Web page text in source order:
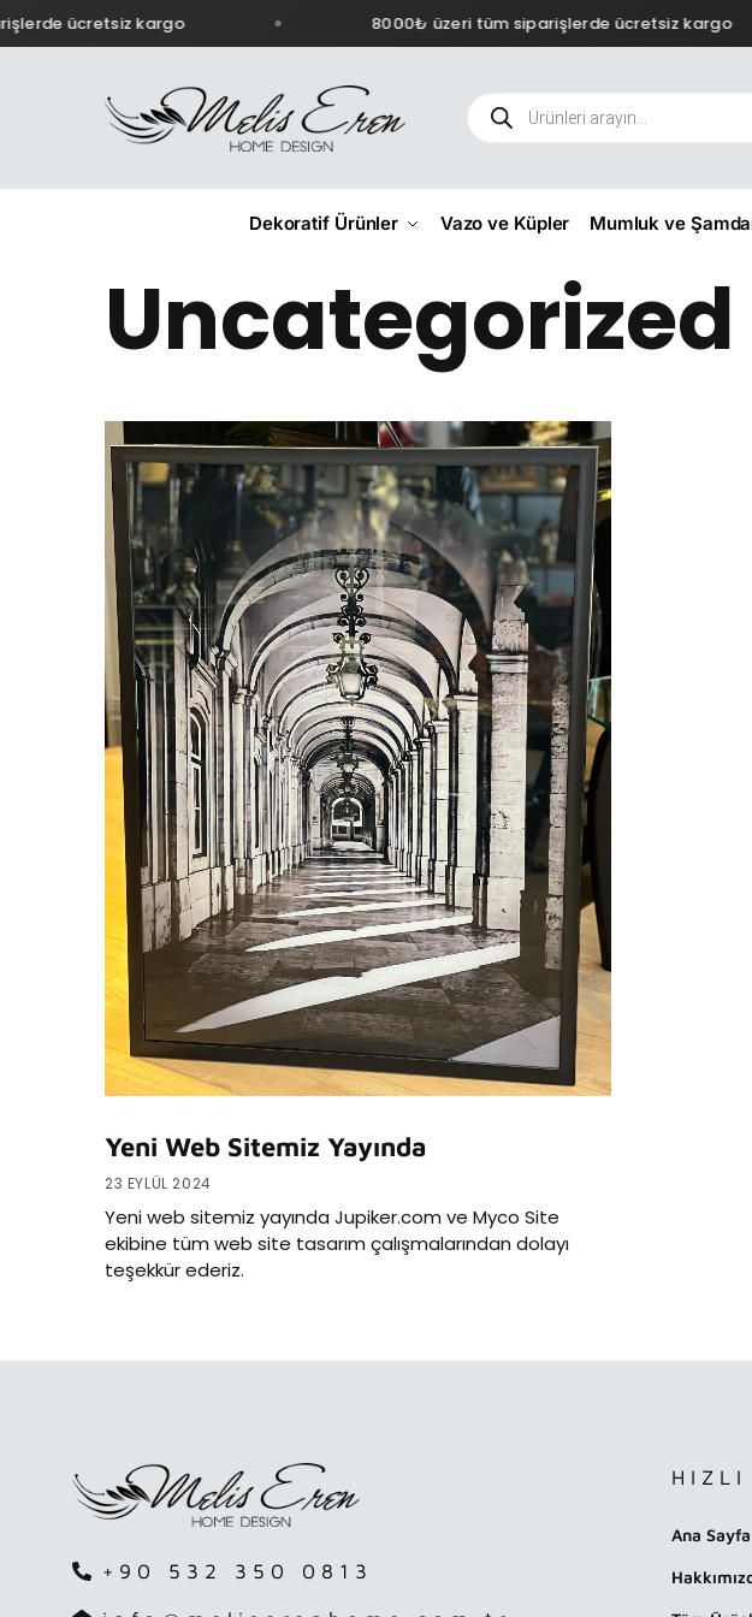
ücretsiz kargo 8000₺ üzeri tüm siparişlerde ücretsiz kargo
Dekoratif Ürünler Vazo ve Küpler Mumluk ve
Uncategorized
Yeni Web Sitemiz Yayında
23 EYLÜL 2024
Yeni web sitemiz yayında Jupiker.com ve Myco Site
ekibine tüm web site tasarım çalışmalarından dolayı
teşekkür ederiz.
+90 532 350 0813
HIZLI
Ana Sayfa